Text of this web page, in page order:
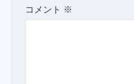
コメント ※